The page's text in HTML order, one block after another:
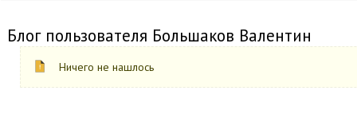
Блог пользователя Большаков Валентин
Ничего не нашлось